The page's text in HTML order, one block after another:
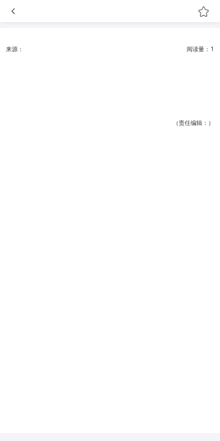
来源： 阅读量：1
（责任编辑：）